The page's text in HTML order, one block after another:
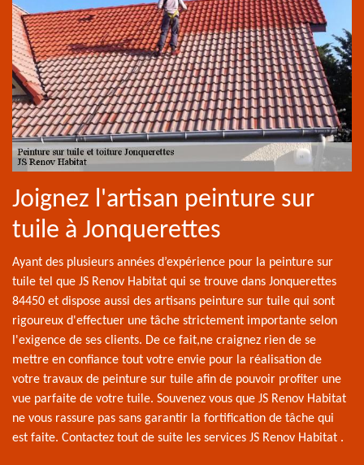
Joignez l'artisan peinture sur
tuile à Jonquerettes
Ayant des plusieurs années d’expérience pour la peinture sur
tuile tel que JS Renov Habitat qui se trouve dans Jonquerettes
84450 et dispose aussi des artisans peinture sur tuile qui sont
rigoureux d'effectuer une tâche strictement importante selon
l'exigence de ses clients. De ce fait,ne craignez rien de se
mettre en confiance tout votre envie pour la réalisation de
votre travaux de peinture sur tuile afin de pouvoir profiter une
vue parfaite de votre tuile. Souvenez vous que JS Renov Habitat
ne vous rassure pas sans garantir la fortification de tâche qui
est faite. Contactez tout de suite les services JS Renov Habitat .